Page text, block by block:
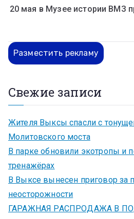
20 мая в Музее истории ВМЗ
Разместить рекламу
Свежие записи
Жителя Выксы спасли с
Молитовского моста
В парке обновили экотропы и
тренажёрах
В Выксе вынесен приговор за
неосторожности
ГАРАЖНАЯ РАСПРОДАЖА В